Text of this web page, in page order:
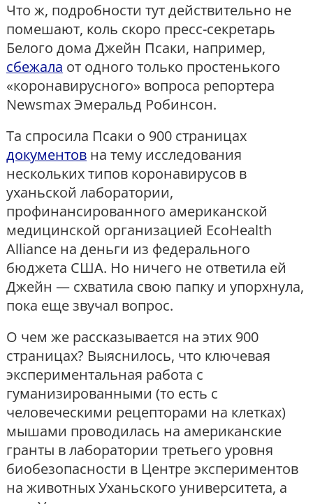
Что ж, подробности тут действительно не
помешают, коль скоро пресс-секретарь
Белого дома Джейн Псаки, например,
сбежала от одного только простенького
«коронавирусного» вопроса репортера
Newsmax Эмеральд Робинсон.
Та спросила Псаки о 900 страницах
документов на тему исследования
нескольких типов коронавирусов в
уханьской лаборатории,
профинансированного американской
медицинской организацией EcoHealth
Alliance на деньги из федерального
бюджета США. Но ничего не ответила ей
Джейн — схватила свою папку и упорхнула,
пока еще звучал вопрос.
О чем же рассказывается на этих 900
страницах? Выяснилось, что ключевая
экспериментальная работа с
гуманизированными (то есть с
человеческими рецепторами на клетках)
мышами проводилась на американские
гранты в лаборатории третьего уровня
биобезопасности в Центре экспериментов
на животных Уханьского университета, а